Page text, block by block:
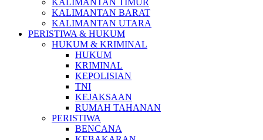
KALIMANTAN TIMUR
KALIMANTAN BARAT
KALIMANTAN UTARA
PERISTIWA & HUKUM
HUKUM & KRIMINAL
HUKUM
KRIMINAL
KEPOLISIAN
TNI
KEJAKSAAN
RUMAH TAHANAN
PERISTIWA
BENCANA